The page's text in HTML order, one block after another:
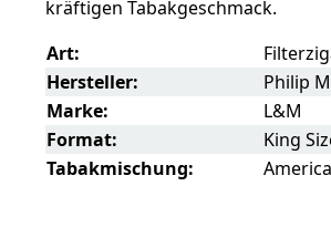
kräftigen Tabakgeschmack.
Art:
Hersteller:
Philip
Marke:
L&M
Format:
King
Tabakmischung: